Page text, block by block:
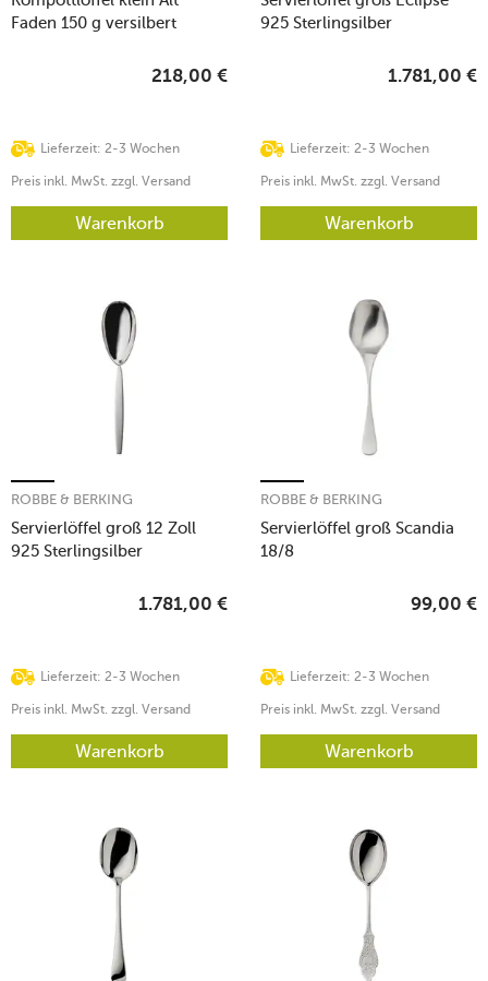
Faden 150 g versilbert
Lieferzeit: 2-3 Wochen
218,00 €
Preis inkl. MwSt. zzgl. Versand
Warenkorb
925 Sterlingsilber
Lieferzeit: 2-3 Wochen
1.781,00 €
Preis inkl. MwSt. zzgl. Versand
Warenkorb
Servierlöffel groß 12 Zoll
925 Sterlingsilber
ROBBE & BERKING
Lieferzeit: 2-3 Wochen
1.781,00 €
Preis inkl. MwSt. zzgl. Versand
Warenkorb
Servierlöffel groß Scandia
18/8
ROBBE & BERKING
Lieferzeit: 2-3 Wochen
99,00 €
Preis inkl. MwSt. zzgl. Versand
Warenkorb